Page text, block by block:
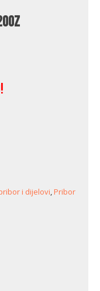
i dijelovi,Pribor